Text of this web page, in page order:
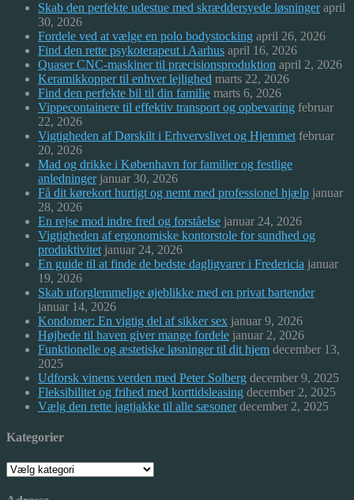
Skab den perfekte udestue med skræddersyede løsninger april
30, 2026
Fordele ved at vælge en polo bodystocking april 26, 2026
Find den rette psykoterapeut i Aarhus april 16, 2026
Quaser CNC-maskiner til præcisionsproduktion april 2, 2026
Keramikkopper til enhver lejlighed marts 22, 2026
Find den perfekte bil til din familie marts 6, 2026
Vippecontainere til effektiv transport og opbevaring februar
22, 2026
Vigtigheden af Dørskilt i Erhvervslivet og Hjemmet februar
20, 2026
Mad og drikke i København for familier og festlige
anledninger januar 30, 2026
Få dit kørekort hurtigt og nemt med professionel hjælp januar
28, 2026
En rejse mod indre fred og forståelse januar 24, 2026
Vigtigheden af ergonomiske kontorstole for sundhed og
produktivitet januar 24, 2026
En guide til at finde de bedste dagligvarer i Fredericia januar
19, 2026
Skab uforglemmelige øjeblikke med en privat bartender
januar 14, 2026
Kondomer: En vigtig del af sikker sex januar 9, 2026
Højbede til haven giver mange fordele januar 2, 2026
Funktionelle og æstetiske løsninger til dit hjem december 13,
2025
Udforsk vinens verden med Peter Solberg december 9, 2025
Fleksibilitet og frihed med korttidsleasing december 2, 2025
Vælg den rette jagtjakke til alle sæsoner december 2, 2025
Kategorier
Kategorier